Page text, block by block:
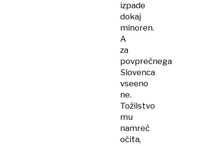
izpade
dokaj
minoren.
A
za
povprečnega
Slovenca
vseeno
ne.
Tožilstvo
mu
namreč
očita,